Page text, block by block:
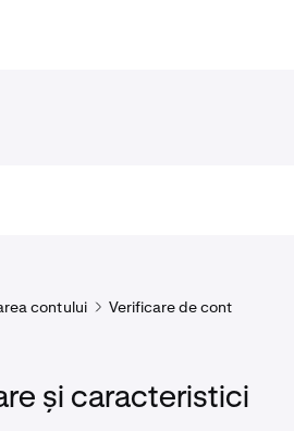
contului Verificare de cont
și caracteristici